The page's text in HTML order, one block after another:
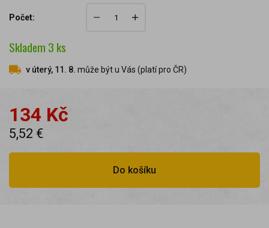
Počet:
Skladem 3 ks
v úterý, 11. 8. může být u Vás (platí pro ČR)
134 Kč
5,52 €
Do košíku